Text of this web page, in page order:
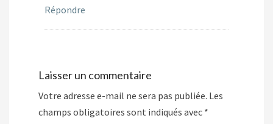
Répondre
Laisser un commentaire
Votre adresse e-mail ne sera pas publiée. Les
champs obligatoires sont indiqués avec *